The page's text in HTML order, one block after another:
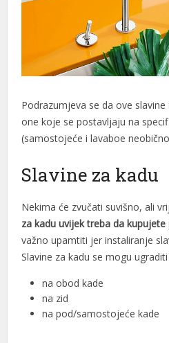
Podrazumjeva se da ove
one koje se postavljaju na
(samostojeće i lavaboe
Slavine za kadu
Nekima će zvučati suvišno, ali
za kadu uvijek treba da
važno upamtiti jer instaliranje
Slavine za kadu se mogu
na obod kade
na zid
na pod/samostojeće kade